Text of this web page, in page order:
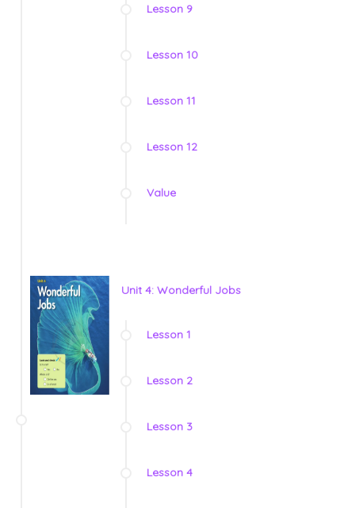
Lesson 9
Lesson 10
Lesson 11
Lesson 12
Value
Unit 4: Wonderful Jobs
Lesson 1
Lesson 2
Lesson 3
Lesson 4